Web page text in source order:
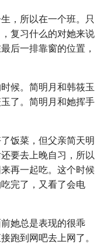
，所以在一个班。只
复习什么的对她来说
后一排靠窗的位置，
候。简明月和韩筱玉
了。简明月和她挥手
饭菜，但父亲简天明
要去上晚自习，所以
再一起吃。这个时候
完了，又看了会电
她总是表现的很乖
跑到网吧去上网了。